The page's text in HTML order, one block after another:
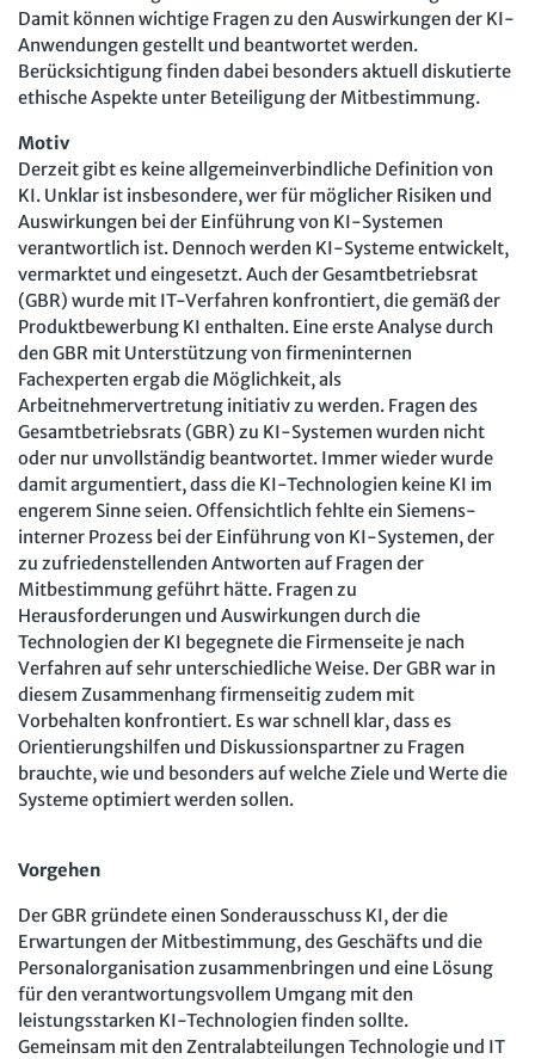
Damit können wichtige Fragen zu den Auswirkungen der KI-
Anwendungen gestellt und beantwortet werden.
Berücksichtigung finden dabei besonders aktuell diskutierte
ethische Aspekte unter Beteiligung der Mitbestimmung.
Motiv
Derzeit gibt es keine allgemeinverbindliche Definition von
KI. Unklar ist insbesondere, wer für möglicher Risiken und
Auswirkungen bei der Einführung von KI-Systemen
verantwortlich ist. Dennoch werden KI-Systeme entwickelt,
vermarktet und eingesetzt. Auch der Gesamtbetriebsrat
(GBR) wurde mit IT-Verfahren konfrontiert, die gemäß der
Produktbewerbung KI enthalten. Eine erste Analyse durch
den GBR mit Unterstützung von firmeninternen
Fachexperten ergab die Möglichkeit, als
Arbeitnehmervertretung initiativ zu werden. Fragen des
Gesamtbetriebsrats (GBR) zu KI-Systemen wurden nicht
oder nur unvollständig beantwortet. Immer wieder wurde
damit argumentiert, dass die KI-Technologien keine KI im
engerem Sinne seien. Offensichtlich fehlte ein Siemens-
interner Prozess bei der Einführung von KI-Systemen, der
zu zufriedenstellenden Antworten auf Fragen der
Mitbestimmung geführt hätte. Fragen zu
Herausforderungen und Auswirkungen durch die
Technologien der KI begegnete die Firmenseite je nach
Verfahren auf sehr unterschiedliche Weise. Der GBR war in
diesem Zusammenhang firmenseitig zudem mit
Vorbehalten konfrontiert. Es war schnell klar, dass es
Orientierungshilfen und Diskussionspartner zu Fragen
brauchte, wie und besonders auf welche Ziele und Werte die
Systeme optimiert werden sollen.
Vorgehen
Der GBR gründete einen Sonderausschuss KI, der die
Erwartungen der Mitbestimmung, des Geschäfts und die
Personalorganisation zusammenbringen und eine Lösung
für den verantwortungsvollem Umgang mit den
leistungsstarken KI-Technologien finden sollte.
Gemeinsam mit den Zentralabteilungen Technologie und IT